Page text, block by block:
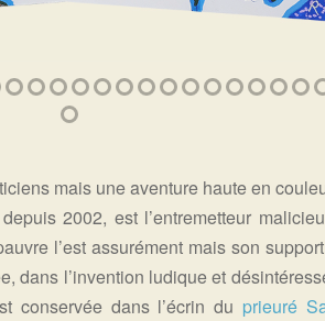
mais une aventure haute en
depuis 2002, est l’entremetteur
l’est assurément mais son
dans l’invention ludique et
conservée dans l’écrin du prieuré